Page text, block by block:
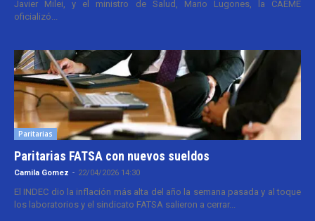
Javier Milei, y el ministro de Salud, Mario Lugones, la CAEME
oficializó...
Paritarias
Paritarias FATSA con nuevos sueldos
Camila Gomez - 22/04/2026 14:30
El INDEC dio la inflación más alta del año la semana pasada y al toque
los laboratorios y el sindicato FATSA salieron a cerrar...